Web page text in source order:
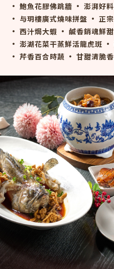
• 鮑魚花膠佛跳牆 • 澎湃好
• 与玥樓廣式燒味拼盤 • 正
• 西汁焗大蝦 • 鹹香銷魂鮮
• 澎湖花菜干蒸鮮活龍虎斑 •
• 芹香百合時蔬 • 甘甜清脆